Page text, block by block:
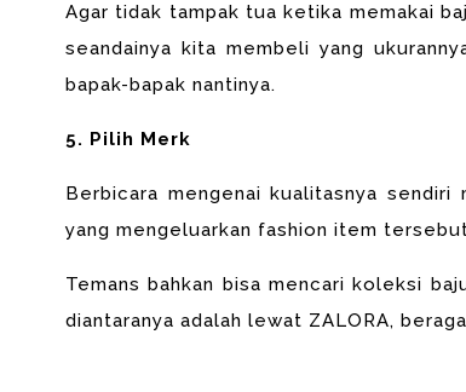
Agar tidak tampak tua ketika memakai
seandainya kita membeli yang
bapak-bapak nantinya.
5. Pilih Merk
Berbicara mengenai kualitasnya sendiri
yang mengeluarkan fashion item
Temans bahkan bisa mencari koleksi
diantaranya adalah lewat ZALORA,